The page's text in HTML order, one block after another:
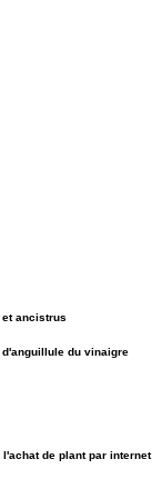
ancistrus
du vinaigre
l'achat de plant par internet